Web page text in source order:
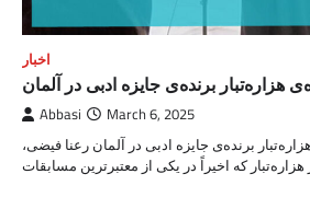
اخبار
هزاره‌تبار برنده‌ی جایزه ادبی در آلمان
Abbasi March 6, 2025
برنده‌ی جایزه ادبی در آلمان رعنا فیضی،